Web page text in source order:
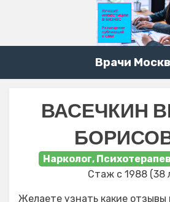
Врачи
ВАСЕЧКИН
Нарколог,
Стаж с 1988 (38
Желаете узнать какие